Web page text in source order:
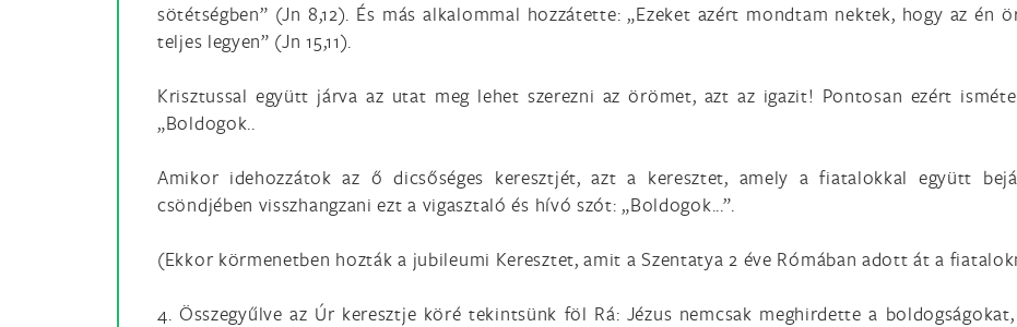
sötétségben” (Jn 8,12). És más alkalommal hozzátette: „Ezeket azért mondtam nektek, hogy az
teljes legyen” (Jn 15,11).
Krisztussal együtt járva az utat meg lehet szerezni az örömet, azt az igazit! Pontosan ezért
„Boldogok..
Amikor idehozzátok az ő dicsőséges keresztjét, azt a keresztet, amely a fiatalokkal együtt
csöndjében visszhangzani ezt a vigasztaló és hívó szót: „Boldogok...”.
(Ekkor körmenetben hozták a jubileumi Keresztet, amit a Szentatya 2 éve Rómában adott át a
4. Összegyűlve az Úr keresztje köré tekintsünk föl Rá: Jézus nemcsak meghirdette a